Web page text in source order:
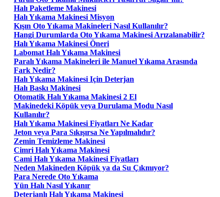
Halı Paketleme Makinesi
Halı Yıkama Makinesi Misyon
Kışın Oto Yıkama Makineleri Nasıl Kullanılır?
Hangi Durumlarda Oto Yıkama Makinesi Arızalanabilir?
Halı Yıkama Makinesi Öneri
Labomat Halı Yıkama Makinesi
Paralı Yıkama Makineleri ile Manuel Yıkama Arasında
Fark Nedir?
Halı Yıkama Makinesi Için Deterjan
Halı Baskı Makinesi
Otomatik Halı Yıkama Makinesi 2 El
Makinedeki Köpük veya Durulama Modu Nasıl
Kullanılır?
Halı Yıkama Makinesi Fiyatları Ne Kadar
Jeton veya Para Sıkışırsa Ne Yapılmalıdır?
Zemin Temizleme Makinesi
Cimri Halı Yıkama Makinesi
Cami Halı Yıkama Makinesi Fiyatları
Neden Makineden Köpük ya da Su Çıkmıyor?
Para Nerede Oto Yıkama
Yün Halı Nasıl Yıkanır
Deterjanlı Halı Yıkama Makinesi